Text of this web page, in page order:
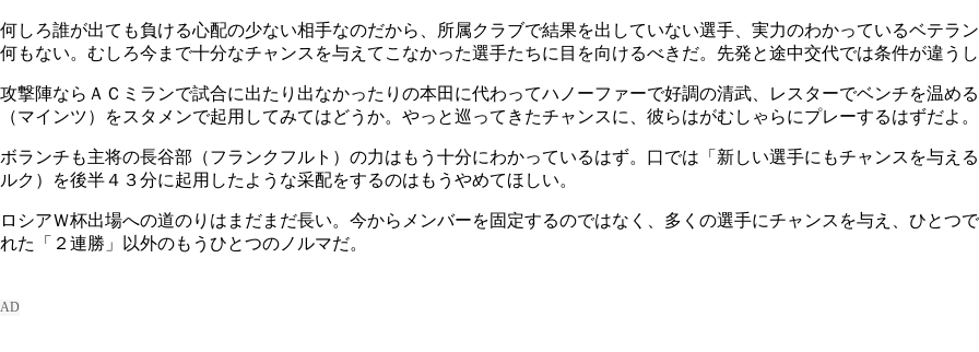
何しろ誰が出ても負ける心配の少ない相手なのだから、所属クラブで結果を出していない選手、実力のわかっているベテラ
何もない。むしろ今まで十分なチャンスを与えてこなかった選手たちに目を向けるべきだ。先発と途中交代では条件が違う
攻撃陣ならＡＣミランで試合に出たり出なかったりの本田に代わってハノーファーで好調の清武、レスターでベンチを温め
（マインツ）をスタメンで起用してみてはどうか。やっと巡ってきたチャンスに、彼らはがむしゃらにプレーするはずだよ。
ボランチも主将の長谷部（フランクフルト）の力はもう十分にわかっているはず。口では「新しい選手にもチャンスを与え
ルク）を後半４３分に起用したような采配をするのはもうやめてほしい。
ロシアＷ杯出場への道のりはまだまだ長い。今からメンバーを固定するのではなく、多くの選手にチャンスを与え、ひとつ
れた「２連勝」以外のもうひとつのノルマだ。